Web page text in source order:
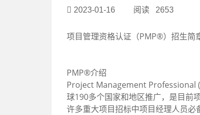
2023-01-16 阅读 2653
项目管理资格认证（PMP®）招生简
PMP®介绍
Project Management Professional
球190多个国家和地区推广，是目前
许多重大项目招标中项目经理人员